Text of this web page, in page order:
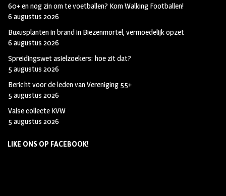
60+ en nog zin om te voetballen? Kom Walking Footballen!
6 augustus 2026
Buxusplanten in brand in Biezenmortel, vermoedelijk opzet
6 augustus 2026
Spreidingswet asielzoekers: hoe zit dat?
5 augustus 2026
Bericht voor de leden van Vereniging 55+
5 augustus 2026
Valse collecte KVW
5 augustus 2026
LIKE ONS OP FACEBOOK!